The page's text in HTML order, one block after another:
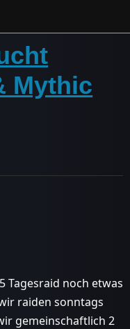
Mythic
Tagesraid noch etwas
raiden sonntags
gemeinschaftlich 2